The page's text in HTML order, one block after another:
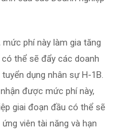
phí này làm gia tăng
thể sẽ đẩy các doanh
dụng nhân sự H-1B.
được mức phí này,
giai đoạn đầu có thể sẽ
viên tài năng và hạn